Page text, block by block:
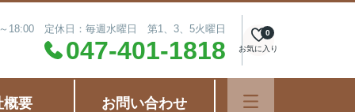
18:00 定休日：毎週水曜日 第1、3、5火曜日
047-401-1818 お気に入り
0
概要 お問い合わせ